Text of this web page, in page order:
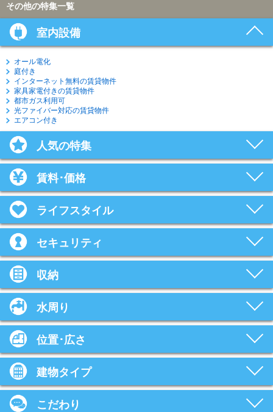
その他の特集一覧
室内設備
オール電化
庭付き
インターネット無料の賃貸物件
家具家電付きの賃貸物件
都市ガス利用可
光ファイバー対応の賃貸物件
エアコン付き
人気の特集
賃料･価格
ライフスタイル
セキュリティ
収納
水周り
位置･広さ
建物タイプ
こだわり